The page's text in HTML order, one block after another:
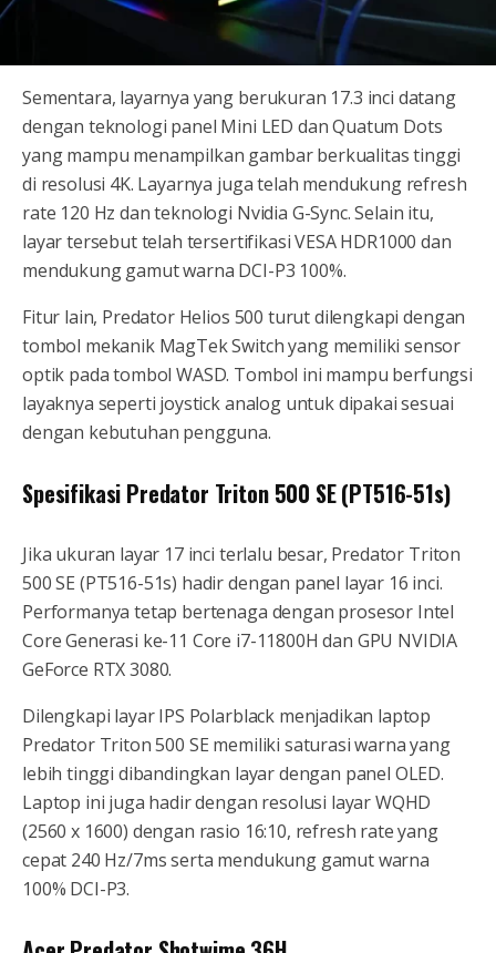
Sementara, layarnya yang berukuran 17.3 inci datang
dengan teknologi panel Mini LED dan Quatum Dots
yang mampu menampilkan gambar berkualitas tinggi
di resolusi 4K. Layarnya juga telah mendukung refresh
rate 120 Hz dan teknologi Nvidia G-Sync. Selain itu,
layar tersebut telah tersertifikasi VESA HDR1000 dan
mendukung gamut warna DCI-P3 100%.
Fitur lain, Predator Helios 500 turut dilengkapi dengan
tombol mekanik MagTek Switch yang memiliki sensor
optik pada tombol WASD. Tombol ini mampu berfungsi
layaknya seperti joystick analog untuk dipakai sesuai
dengan kebutuhan pengguna.
Spesifikasi Predator Triton 500 SE (PT516-51s)
Jika ukuran layar 17 inci terlalu besar, Predator Triton
500 SE (PT516-51s) hadir dengan panel layar 16 inci.
Performanya tetap bertenaga dengan prosesor Intel
Core Generasi ke-11 Core i7-11800H dan GPU NVIDIA
GeForce RTX 3080.
Dilengkapi layar IPS Polarblack menjadikan laptop
Predator Triton 500 SE memiliki saturasi warna yang
lebih tinggi dibandingkan layar dengan panel OLED.
Laptop ini juga hadir dengan resolusi layar WQHD
(2560 x 1600) dengan rasio 16:10, refresh rate yang
cepat 240 Hz/7ms serta mendukung gamut warna
100% DCI-P3.